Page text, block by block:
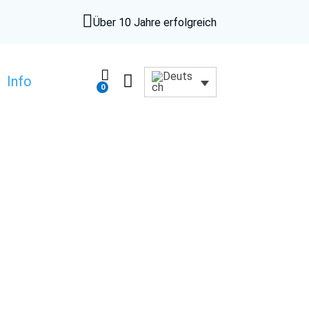
Über 10 Jahre erfolgreich
Info 
0 